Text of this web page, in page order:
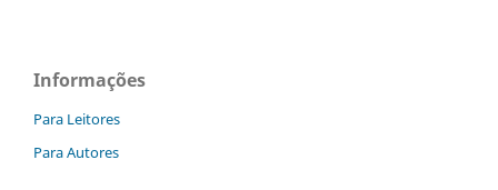
Informações
Para Leitores
Para Autores